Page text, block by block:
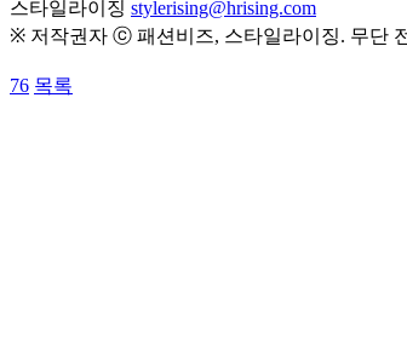
스타일라이징 stylerising@hrising.com
※ 저작권자 ⓒ 패션비즈, 스타일라이징. 무단
76 목록